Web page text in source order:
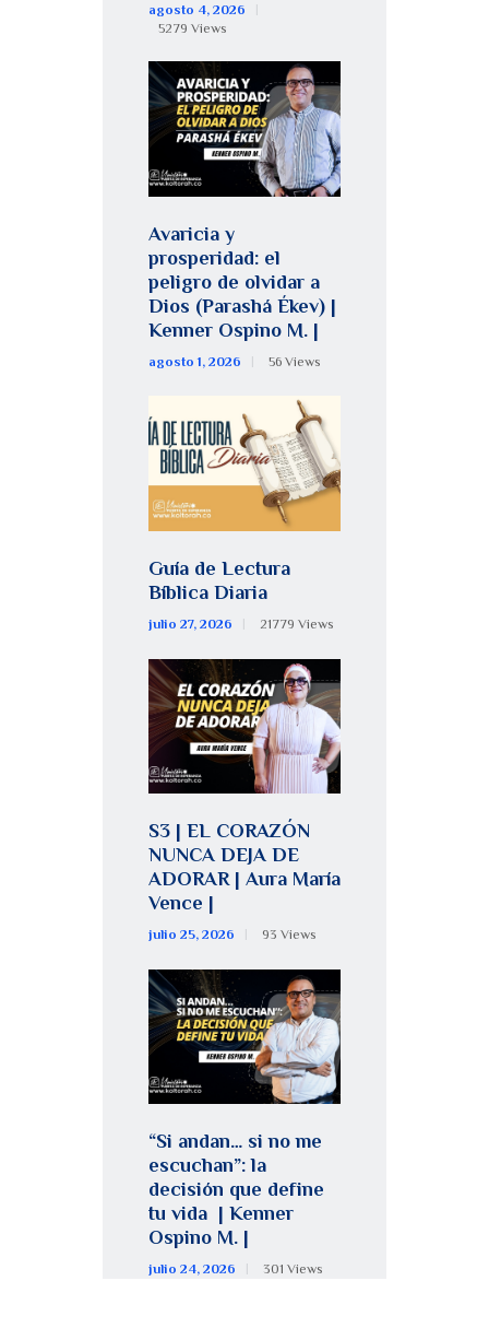
agosto 4, 2026
5279 Views
Avaricia y
prosperidad: el
peligro de olvidar a
Dios (Parashá Ékev) |
Kenner Ospino M. |
agosto 1, 2026 56 Views
Guía de Lectura
Bíblica Diaria
julio 27, 2026 21779 Views
S3 | EL CORAZÓN
NUNCA DEJA DE
ADORAR | Aura María
Vence |
julio 25, 2026 93 Views
“Si andan… si no me
escuchan”: la
decisión que define
tu vida | Kenner
Ospino M. |
julio 24, 2026 301 Views